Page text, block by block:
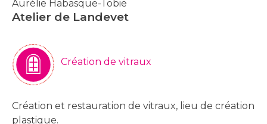
Aurélie Habasque-Tobie
Atelier de Landevet
Création de vitraux
Création et restauration de vitraux, lieu de création
plastique.